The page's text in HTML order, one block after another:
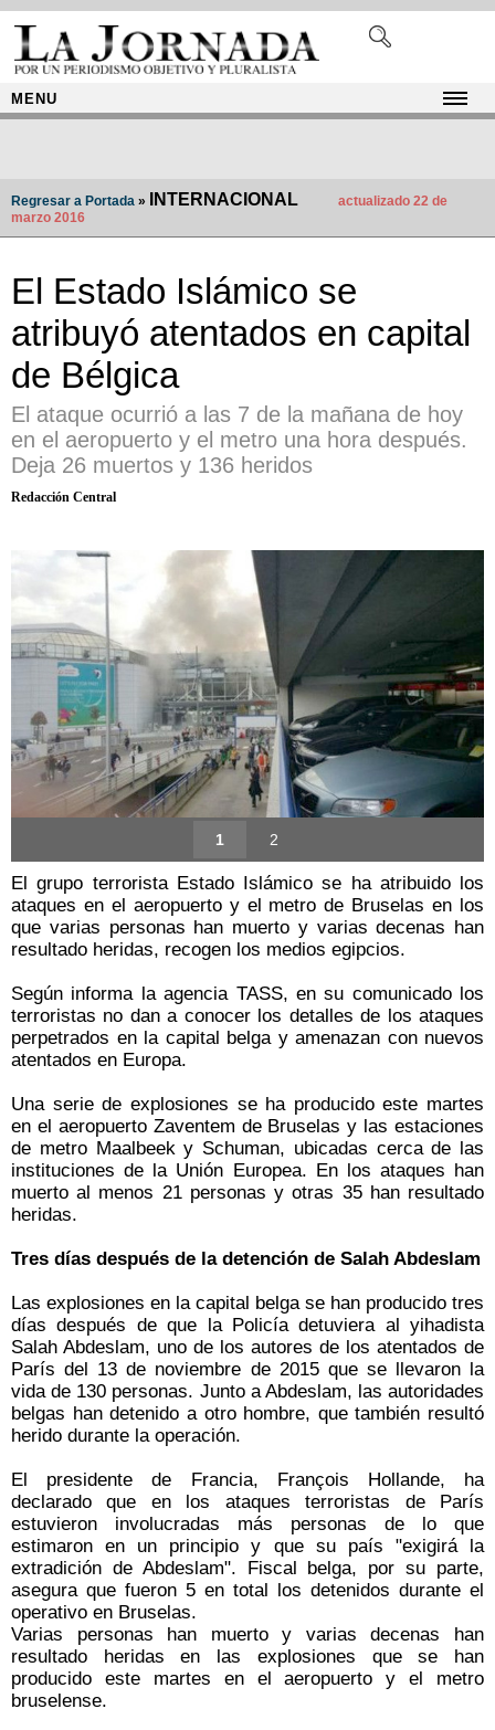
MENU
Regresar a Portada » INTERNACIONAL
actualizado 22 de
marzo 2016
El Estado Islámico se
atribuyó atentados en capital
de Bélgica
El ataque ocurrió a las 7 de la mañana de hoy
en el aeropuerto y el metro una hora después.
Deja 26 muertos y 136 heridos
Redacción Central
1 2
El grupo terrorista Estado Islámico se ha atribuido los
ataques en el aeropuerto y el metro de Bruselas en los
que varias personas han muerto y varias decenas han
resultado heridas, recogen los medios egipcios.
Según informa la agencia TASS, en su comunicado los
terroristas no dan a conocer los detalles de los ataques
perpetrados en la capital belga y amenazan con nuevos
atentados en Europa.
Una serie de explosiones se ha producido este martes
en el aeropuerto Zaventem de Bruselas y las estaciones
de metro Maalbeek y Schuman, ubicadas cerca de las
instituciones de la Unión Europea. En los ataques han
muerto al menos 21 personas y otras 35 han resultado
heridas.
Tres días después de la detención de Salah Abdeslam
Las explosiones en la capital belga se han producido tres
días después de que la Policía detuviera al yihadista
Salah Abdeslam, uno de los autores de los atentados de
París del 13 de noviembre de 2015 que se llevaron la
vida de 130 personas. Junto a Abdeslam, las autoridades
belgas han detenido a otro hombre, que también resultó
herido durante la operación.
El presidente de Francia, François Hollande, ha
declarado que en los ataques terroristas de París
estuvieron involucradas más personas de lo que
estimaron en un principio y que su país "exigirá la
extradición de Abdeslam". Fiscal belga, por su parte,
asegura que fueron 5 en total los detenidos durante el
operativo en Bruselas.
Varias personas han muerto y varias decenas han
resultado heridas en las explosiones que se han
producido este martes en el aeropuerto y el metro
bruselense.